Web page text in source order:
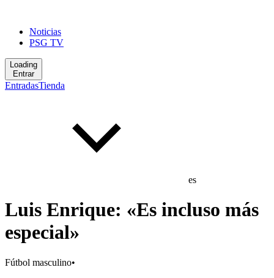
Noticias
PSG TV
Loading
Entrar
EntradasTienda
es
Luis Enrique: «Es incluso más
especial»
Fútbol masculino•